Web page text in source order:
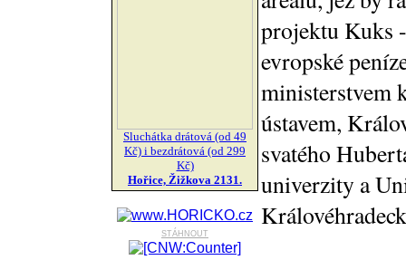
Sluchátka drátová (od 49
Kč) i bezdrátová (od 299
Kč)
Hořice, Žižkova 2131.
stáhnout
projektu Kuks
evropské
ministerstvem
ústavem,
svatého
univerzity a